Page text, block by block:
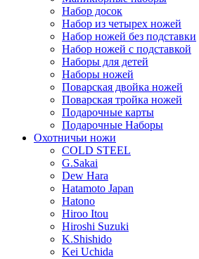
Набор досок
Набор из четырех ножей
Набор ножей без подставки
Набор ножей с подставкой
Наборы для детей
Наборы ножей
Поварская двойка ножей
Поварская тройка ножей
Подарочные карты
Подарочные Наборы
Охотничьи ножи
COLD STEEL
G.Sakai
Dew Hara
Hatamoto Japan
Hatono
Hiroo Itou
Hiroshi Suzuki
K.Shishido
Kei Uchida